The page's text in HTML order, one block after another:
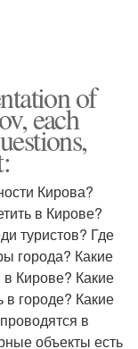
of
each
Кирова?
в Кирове?
туристов? Где
города? Какие
Кирове? Какие
городе? Какие
в
объекты есть